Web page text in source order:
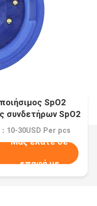
SpO2
συνδετήρων SpO2
ενήλικος
10-30USD Per pcs
Μας ελάτε σε
επαφή με